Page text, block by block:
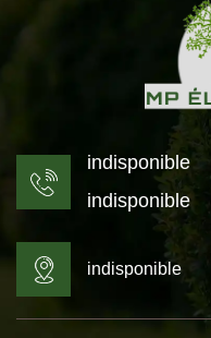
indisponible
indisponible
indisponible